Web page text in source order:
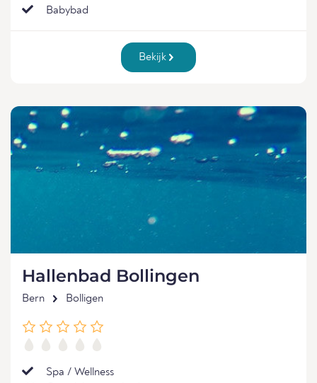
Babybad
Bekijk
Hallenbad Bollingen
Bern Bolligen
Spa / Wellness